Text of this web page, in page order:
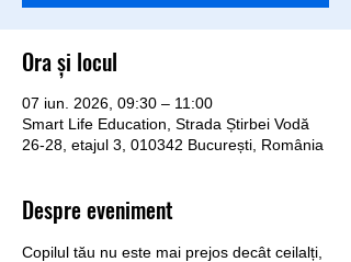
Ora și locul
07 iun. 2026, 09:30 – 11:00
Smart Life Education, Strada Știrbei Vodă
26-28, etajul 3, 010342 București, România
Despre eveniment
Copilul tău nu este mai prejos decât ceilalți,